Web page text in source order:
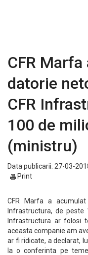
CFR
datorie
CFR
100 de
(ministru)
Data publicarii: 27-03-
Print
CFR Marfa a
Infrastructura, de peste
Infrastructura ar folosi
aceasta companie am
ar fi ridicate, a declarat,
la o conferinta pe